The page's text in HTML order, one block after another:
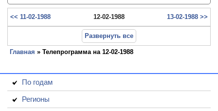
<< 11-02-1988 12-02-1988 13-02-1988 >>
Развернуть все
Главная » Телепрограмма на 12-02-1988
По годам
Регионы